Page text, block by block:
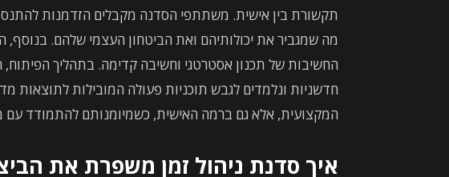
תקשורת בין אישית. משתתפי הסדנה מקבלים הזדמנות
מה שמגביר את יכולותיהם ואת הביטחון העצמי שלהם. בנוסף,
החשיבות של תכנון אסטרטגי וחשיבה קדימה. בתהליך
חדשניות ונלמדים לגבש תוכניות פעולה המובילות לתוצאות
המקצועית, אלא גם ברמה האישית, כשמיומנותם להתמודד
איך סדנת ניהול זמן משפרת את